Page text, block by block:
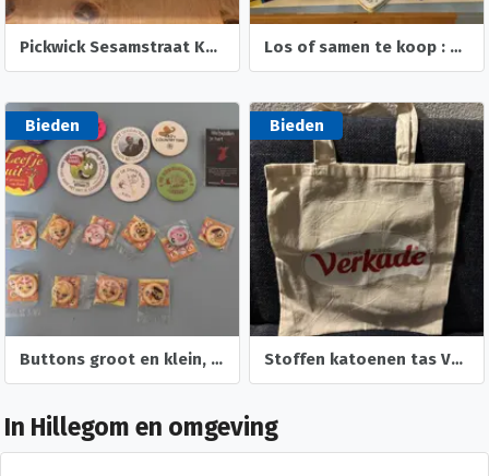
Pickwick Sesamstraat Koekblik met reliëf deksel Los of samen te koop : 22 blikken trommels bussen oud nieuw
Bieden
Buttons groot en klein, diverse , 2 cm tm 7,5 cm doorsnee
Bieden
Stoffen katoenen tas Verkade Sultana 2 zijden logo bedrukt
In Hillegom en omgeving